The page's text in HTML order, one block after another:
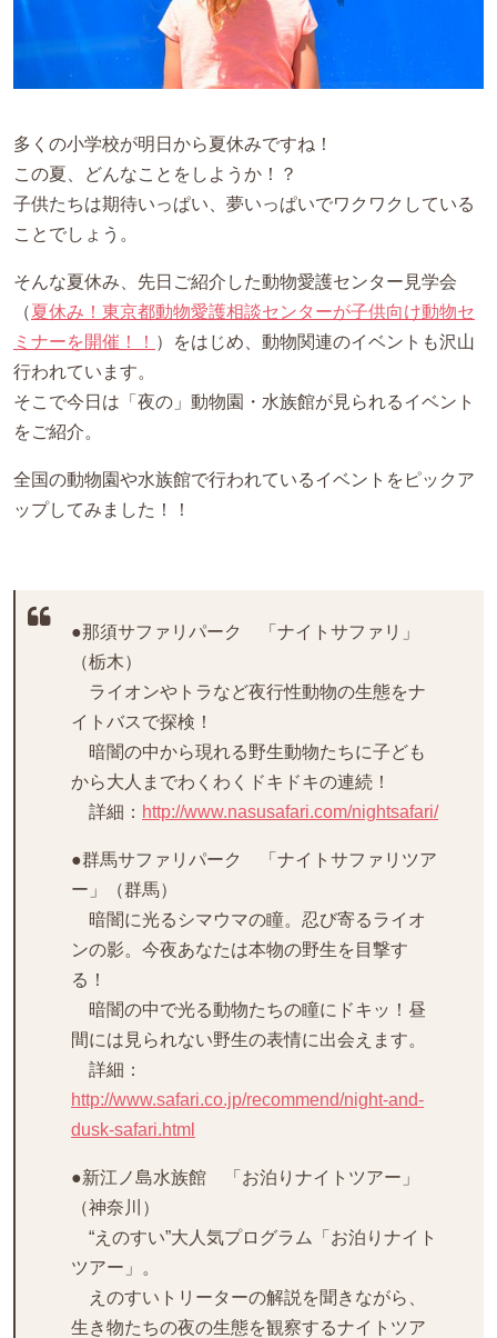
多くの小学校が明日から夏休みですね！
この夏、どんなことをしようか！？
子供たちは期待いっぱい、夢いっぱいでワクワクしている
ことでしょう。
そんな夏休み、先日ご紹介した動物愛護センター見学会
（夏休み！東京都動物愛護相談センターが子供向け動物セ
ミナーを開催！！ ）をはじめ、動物関連のイベントも沢山
行われています。
そこで今日は「夜の」動物園・水族館が見られるイベント
をご紹介。
全国の動物園や水族館で行われているイベントをピックア
ップしてみました！！
●那須サファリパーク 「ナイトサファリ」
（栃木）
ライオンやトラなど夜行性動物の生態をナ
イトバスで探検！
暗闇の中から現れる野生動物たちに子ども
から大人までわくわくドキドキの連続！
詳細： http://www.nasusafari.com/nightsafari/
●群馬サファリパーク 「ナイトサファリツア
ー」（群馬）
暗闇に光るシマウマの瞳。忍び寄るライオ
ンの影。今夜あなたは本物の野生を目撃す
る！
暗闇の中で光る動物たちの瞳にドキッ！昼
間には見られない野生の表情に出会えます。
詳細：
http://www.safari.co.jp/recommend/night-and-
dusk-safari.html
●新江ノ島水族館 「お泊りナイトツアー」
（神奈川）
“えのすい”大人気プログラム「お泊りナイト
ツアー」。
えのすいトリーターの解説を聞きながら、
生き物たちの夜の生態を観察するナイトツア